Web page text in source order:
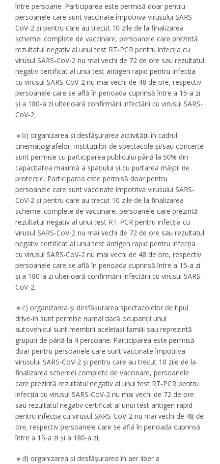
între persoane. Participarea este permisă doar pentru
persoanele care sunt vaccinate împotriva virusului SARS-
CoV-2 și pentru care au trecut 10 zile de la finalizarea
schemei complete de vaccinare, persoanele care prezintă
rezultatul negativ al unui test RT-PCR pentru infecția cu
virusul SARS-CoV-2 nu mai vechi de 72 de ore sau rezultatul
negativ certificat al unui test antigen rapid pentru infecția
cu virusul SARS-CoV-2 nu mai vechi de 48 de ore, respectiv
persoanele care se află în perioada cuprinsă între a 15-a zi
și a 180-a zi ulterioară confirmării infectării cu virusul SARS-
CoV-2;
🔹b) organizarea și desfășurarea activității în cadrul
cinematografelor, instituțiilor de spectacole și/sau concerte
sunt permise cu participarea publicului până la 50% din
capacitatea maximă a spațiului și cu purtarea măștii de
protecție. Participarea este permisă doar pentru
persoanele care sunt vaccinate împotriva virusului SARS-
CoV-2 și pentru care au trecut 10 zile de la finalizarea
schemei complete de vaccinare, persoanele care prezintă
rezultatul negativ al unui test RT-PCR pentru infecția cu
virusul SARS-CoV-2 nu mai vechi de 72 de ore sau rezultatul
negativ certificat al unui test antigen rapid pentru infecția
cu virusul SARS-CoV-2 nu mai vechi de 48 de ore, respectiv
persoanele care se află în perioada cuprinsă între a 15-a zi
și a 180-a zi ulterioară confirmării infectării cu virusul SARS-
CoV-2;
🔹c) organizarea și desfășurarea spectacolelor de tipul
drive-in sunt permise numai dacă ocupanții unui
autovehicul sunt membrii aceleiași familii sau reprezintă
grupuri de până la 4 persoane. Participarea este permisă
doar pentru persoanele care sunt vaccinate împotriva
virusului SARS-CoV-2 și pentru care au trecut 10 zile de la
finalizarea schemei complete de vaccinare, persoanele
care prezintă rezultatul negativ al unui test RT-PCR pentru
infecția cu virusul SARS-CoV-2 nu mai vechi de 72 de ore
sau rezultatul negativ certificat al unui test antigen rapid
pentru infecția cu virusul SARS-CoV-2 nu mai vechi de 48 de
ore, respectiv persoanele care se află în perioada cuprinsă
între a 15-a zi și a 180-a zi;
🔹d) organizarea și desfășurarea în aer liber a